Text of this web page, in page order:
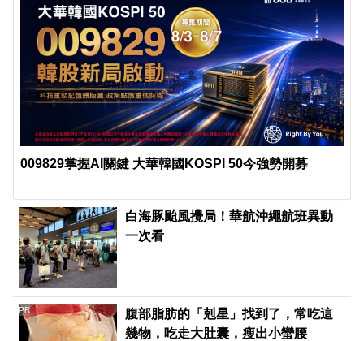
009829掌握AI關鍵 大華韓國KOSPI 50今強勢開募
白海豚颱風攪局！華航沖繩航班異動
一次看
腹部脂肪的「剋星」找到了，常吃這
幾物，吃走大肚囊，瘦出小蠻腰
PR